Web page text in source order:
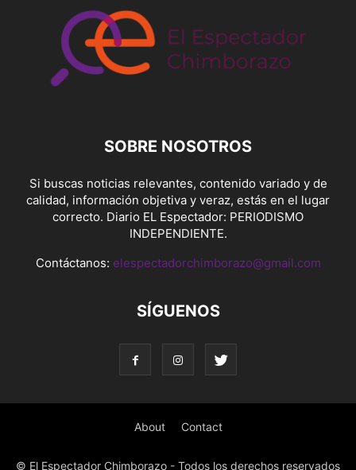
SOBRE NOSOTROS
Si buscas noticias relevantes, contenido variado y de
calidad, información objetiva y veraz, estás en el lugar
correcto. Diario EL Espectador: PERIODISMO
INDEPENDIENTE.
Contáctanos: elespectadorchimborazo@gmail.com
SÍGUENOS
About Contact
© El Espectador Chimborazo - Todos los derechos reservados